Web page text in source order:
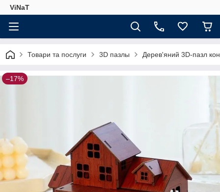
ViNaT
Товари та послуги 3D пазлы Дерев'яний 3D-пазл
–17%